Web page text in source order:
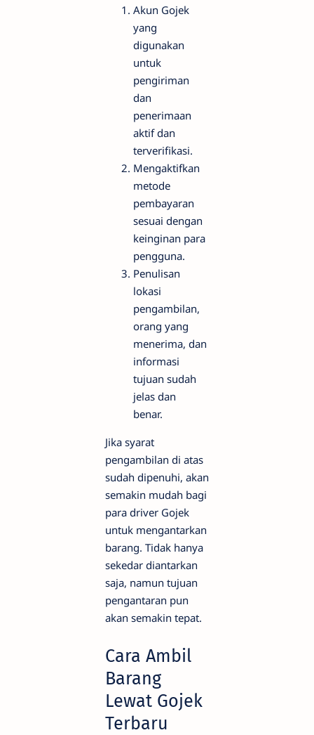
Akun Gojek
yang
digunakan
untuk
pengiriman
dan
penerimaan
aktif dan
terverifikasi.
Mengaktifkan
metode
pembayaran
sesuai dengan
keinginan para
pengguna.
Penulisan
lokasi
pengambilan,
orang yang
menerima, dan
informasi
tujuan sudah
jelas dan
benar.
Jika syarat
pengambilan di atas
sudah dipenuhi, akan
semakin mudah bagi
para driver Gojek
untuk mengantarkan
barang. Tidak hanya
sekedar diantarkan
saja, namun tujuan
pengantaran pun
akan semakin tepat.
Cara Ambil
Barang
Lewat Gojek
Terbaru